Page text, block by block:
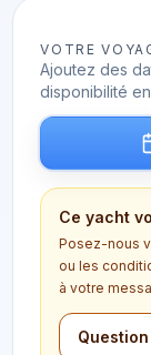
VOTRE
Ajoutez des
disponibilité
Ce yacht
Posez-nous
ou les
à votre